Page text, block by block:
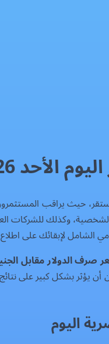
10/05/2026
حيث يراقب
وكذلك للشركات
الشامل لإبقائك على
صرف الدولار مقابل
اليوم